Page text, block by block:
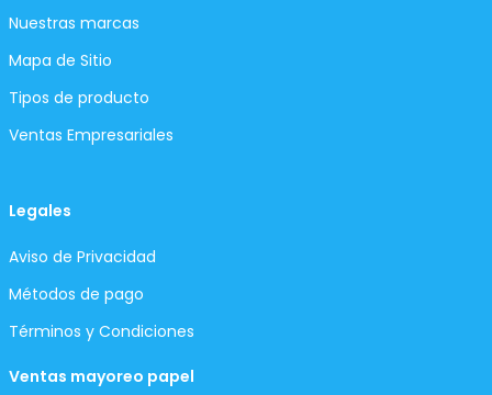
Nuestras marcas
Mapa de Sitio
Tipos de producto
Ventas Empresariales
Legales
Aviso de Privacidad
Métodos de pago
Términos y Condiciones
Ventas mayoreo papel